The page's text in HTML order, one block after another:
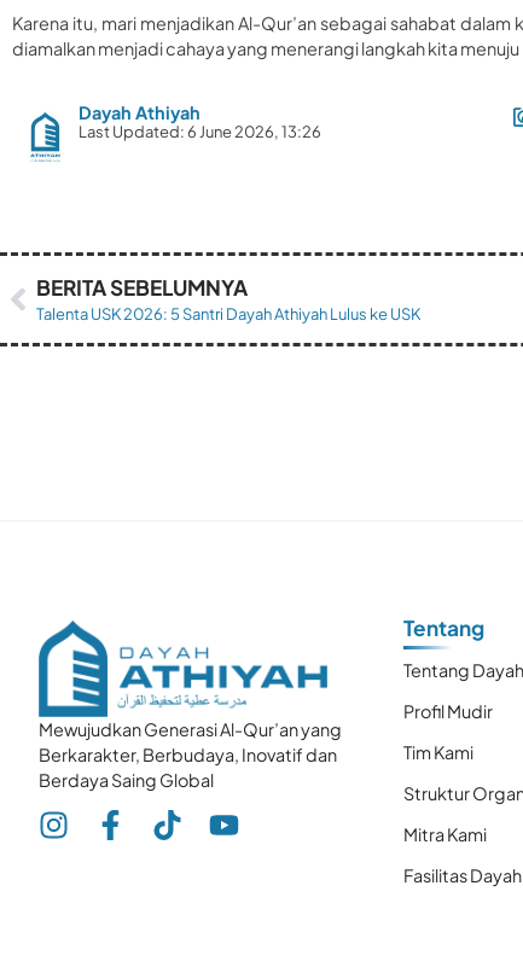
Karena itu, mari menjadikan Al-Qur’an sebagai sahabat
diamalkan menjadi cahaya yang menerangi langkah kita menuju
Dayah Athiyah
Last Updated: 6 June 2026, 13:26
BERITA SEBELUMNYA
Talenta USK 2026: 5 Santri Dayah Athiyah Lulus ke USK
Mewujudkan Generasi Al-Qur’an yang
Berkarakter, Berbudaya, Inovatif dan
Berdaya Saing Global
Tentang
Tentang Dayah
Profil Mudir
Tim Kami
Struktur
Mitra Kami
Fasilitas Dayah